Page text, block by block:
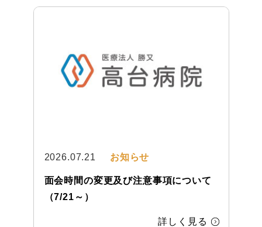
患者さんの権利と責務について
小規模多機能型居宅介護 デイホーム
すいふようの郷
chevron_right 小規模多機能型居宅介護 令和の郷
2026.07.21 お知らせ
面会時間の変更及び注意事項について
（7/21～）
詳しく見る